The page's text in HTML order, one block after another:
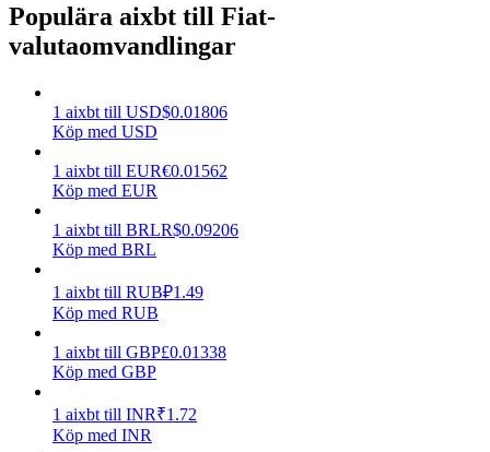
Tjäna
Tjäna konkurrenskraftiga belöningar dagligen
Populära aixbt till Fiat-
valutaomvandlingar
1 aixbt till USD$0.01806
Köp med USD
1 aixbt till EUR€0.01562
Köp med EUR
1 aixbt till BRLR$0.09206
Köp med BRL
1 aixbt till RUB₽1.49
Köp med RUB
1 aixbt till GBP£0.01338
Köp med GBP
1 aixbt till INR₹1.72
Köp med INR